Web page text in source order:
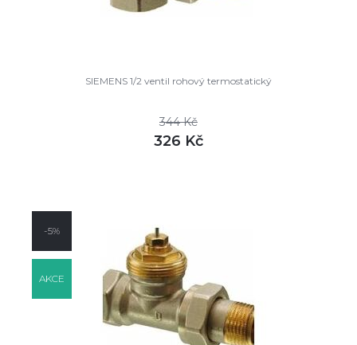
SIEMENS 1/2 ventil rohový termostatický
344 Kč
326 Kč
-5%
AKCE